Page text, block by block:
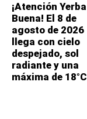
¡Atención Yerba
Buena! El 8 de
agosto de 2026
llega con cielo
despejado, sol
radiante y una
máxima de 18°C